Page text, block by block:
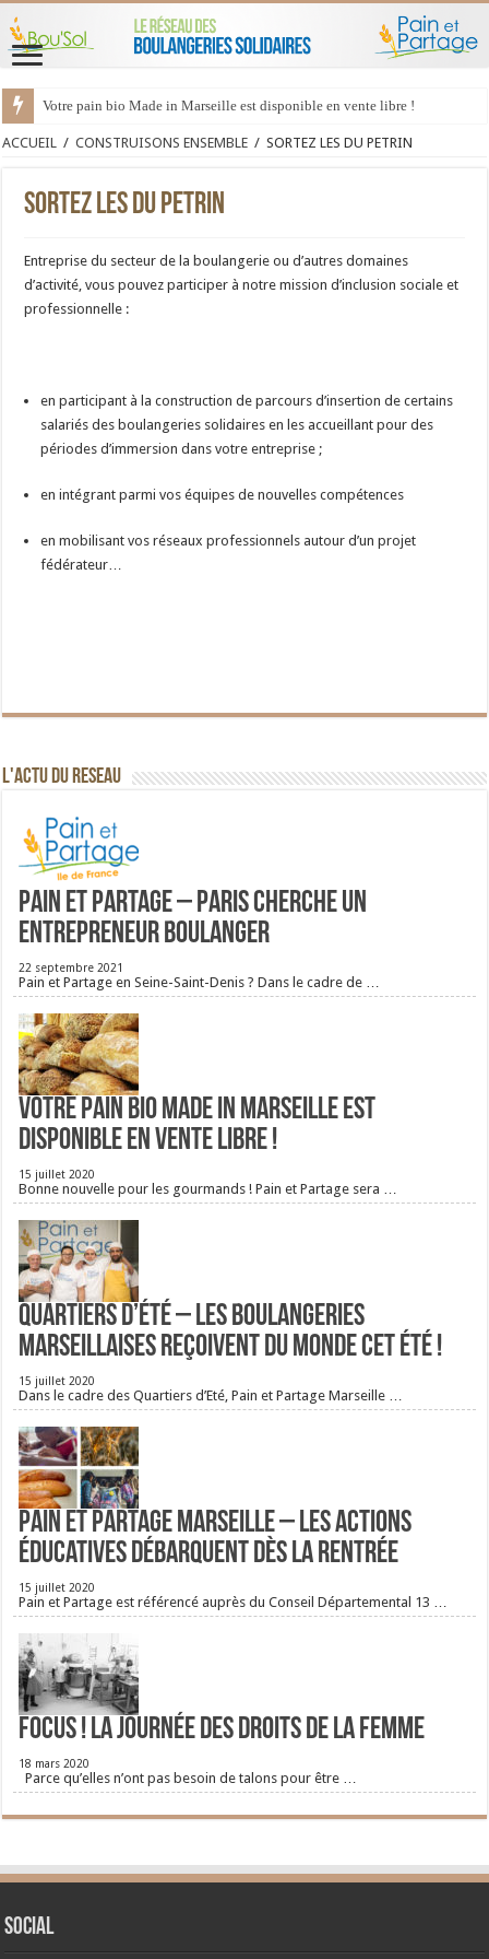
Votre pain bio Made in Marseille est disponible en vente libre !
ACCUEIL / CONSTRUISONS ENSEMBLE / SORTEZ LES DU PETRIN
SORTEZ LES DU PETRIN
Entreprise du secteur de la boulangerie ou d’autres domaines
d’activité, vous pouvez participer à notre mission d’inclusion sociale et
professionnelle :
en participant à la construction de parcours d’insertion de certains
salariés des boulangeries solidaires en les accueillant pour des
périodes d’immersion dans votre entreprise ;
en intégrant parmi vos équipes de nouvelles compétences
en mobilisant vos réseaux professionnels autour d’un projet
fédérateur…
L'ACTU DU RESEAU
Pain et Partage – Paris cherche un
entrepreneur boulanger
22 septembre 2021
Pain et Partage en Seine-Saint-Denis ? Dans le cadre de …
Votre pain bio Made in Marseille est
disponible en vente libre !
15 juillet 2020
Bonne nouvelle pour les gourmands ! Pain et Partage sera …
Quartiers d’été – Les boulangeries
Marseillaises reçoivent du monde cet été !
15 juillet 2020
Dans le cadre des Quartiers d’Eté, Pain et Partage Marseille …
Pain et Partage Marseille – Les actions
éducatives débarquent dès la rentrée
15 juillet 2020
Pain et Partage est référencé auprès du Conseil Départemental 13 …
FOCUS ! La journée des droits de la femme
18 mars 2020
Parce qu’elles n’ont pas besoin de talons pour être …
Social